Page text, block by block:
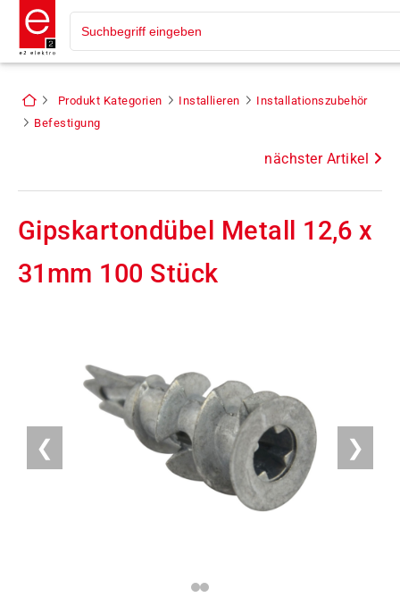
Produkt Kategorien Installieren
Installationszubehör
Befestigung
nächster Artikel
Gipskartondübel Metall 12,6 x
31mm 100 Stück
❮ ❯